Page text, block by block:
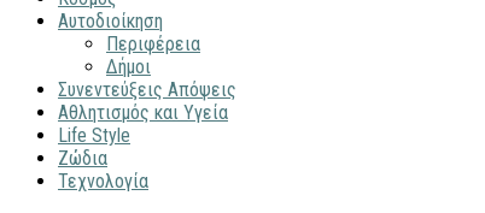
Αυτοδιοίκηση
Περιφέρεια
Δήμοι
Συνεντεύξεις Απόψεις
Αθλητισμός και Υγεία
Life Style
Ζώδια
Τεχνολογία